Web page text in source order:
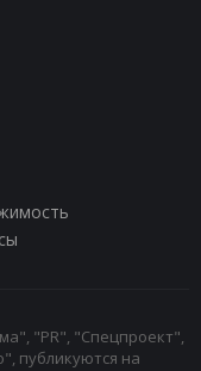
"PR", "Спецпроект",
публикуются на